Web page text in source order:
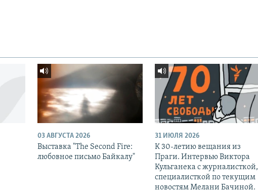
03 АВГУСТА 2026
Выставка "The Second Fire:
любовное письмо Байкалу"
31 ИЮЛЯ 2026
К 30-летию вещания из
Праги. Интервью Виктора
Кульганека с журналисткой,
специалисткой по текущим
новостям Мелани Бачиной.